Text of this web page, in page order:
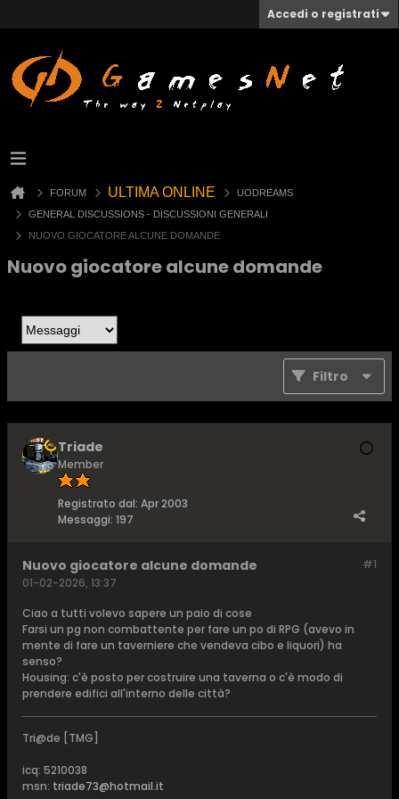
Accedi o registrati
FORUM ULTIMA ONLINE
UODREAMS
GENERAL DISCUSSIONS - DISCUSSIONI GENERALI
NUOVO GIOCATORE ALCUNE DOMANDE
Nuovo giocatore alcune domande
Filtro
Triade
Member
Registrato dal: Apr 2003
Messaggi: 197
#1
Nuovo giocatore alcune domande
01-02-2026, 13:37
Ciao a tutti volevo sapere un paio di cose
Farsi un pg non combattente per fare un po di RPG (avevo in
mente di fare un taverniere che vendeva cibo e liquori) ha
senso?
Housing: c'è posto per costruire una taverna o c'è modo di
prendere edifici all'interno delle città?​
Tri@de [TMG]
icq: 5210038
msn: triade73@hotmail.it